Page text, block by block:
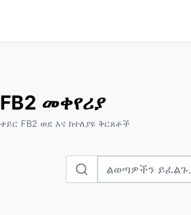
FB2 መቀየሪያ
ቀይር FB2 ወደ እና ከተለያዩ ቅርጸቶች